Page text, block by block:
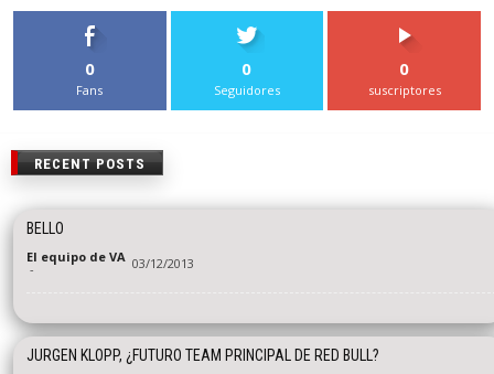
0
Fans
0
Seguidores
0
suscriptores
RECENT POSTS
BELLO
El equipo de VA
- 03/12/2013
JURGEN KLOPP, ¿FUTURO TEAM PRINCIPAL DE RED BULL?